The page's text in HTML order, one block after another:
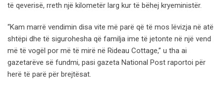
të qeverisë, rreth një kilometër larg kur të bëhej kryeministër.
“Kam marrë vendimin disa vite më parë që të mos lëvizja në atë
shtëpi dhe të sigurohesha që familja ime të jetonte në një vend
më të vogël por më të mirë në Rideau Cottage,” u tha ai
gazetarëve së fundmi, pasi gazeta National Post raportoi për
herë të parë për brejtësat.